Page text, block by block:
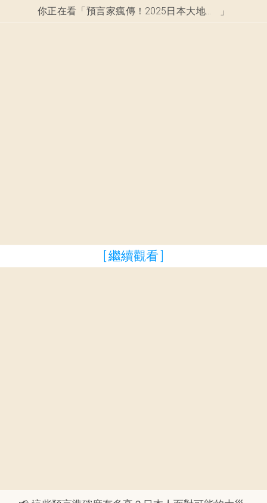
你正在看「 預言家瘋傳！2025日本大地震+海嘯恐奪數十萬人性命？！日本人面對災難的瘋狂反應曝光！ 」
[ 繼續觀看 ]